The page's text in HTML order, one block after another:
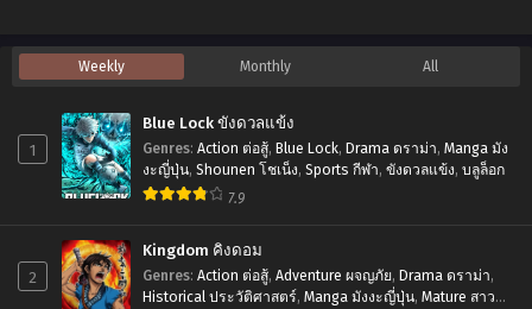
Chapter 196
มิถุนายน 30, 2023
Chapter 195
Chapter 194
มิถุนายน 30, 2023
Chapter 193
มิถุนายน 30, 2023
Chapter 192
Chapter 190
มิถุนายน 30, 2023
Chapter 189
มิถุนายน 30, 2023
โดย
ไม่รู้
Tensei
Soudouki
Weekly Monthly All
1
Blue Lock ขังดวลแข้ง
Genres: Action ต่อสู้, Blue Lock, Drama ดราม่า, Manga มัง
งะญี่ปุ่น, Shounen โชเน็ง, Sports กีฬา, ขังดวลแข้ง, บลูล็อก
7.9
2
Kingdom คิงดอม
Genres: Action ต่อสู้, Adventure ผจญภัย, Drama ดราม่า,
Historical ประวัติศาสตร์, Manga มังงะญี่ปุ่น, Mature สาว